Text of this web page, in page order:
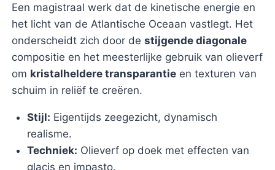
Een magistraal werk dat de kinetische energie en
het licht van de Atlantische Oceaan vastlegt. Het
onderscheidt zich door de stijgende diagonale
compositie en het meesterlijke gebruik van olieverf
om kristalheldere transparantieen texturen van
schuim in reliëf te creëren.
Stijl: Eigentijds zeegezicht, dynamisch
realisme.
Techniek: Olieverf op doek met effecten van
glacis en impasto.